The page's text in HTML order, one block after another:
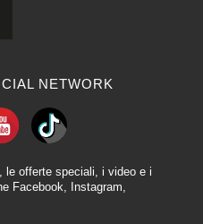
NETWORK
le offerte speciali, i video e i
Facebook, Instagram,